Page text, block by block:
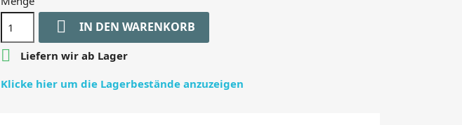
 IN DEN WARENKORB

Liefern wir ab Lager
Klicke hier um die Lagerbestände anzuzeigen